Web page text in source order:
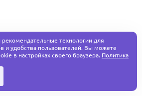
технологии для
и удобства пользователей. Вы можете
в настройках своего браузера. Политика